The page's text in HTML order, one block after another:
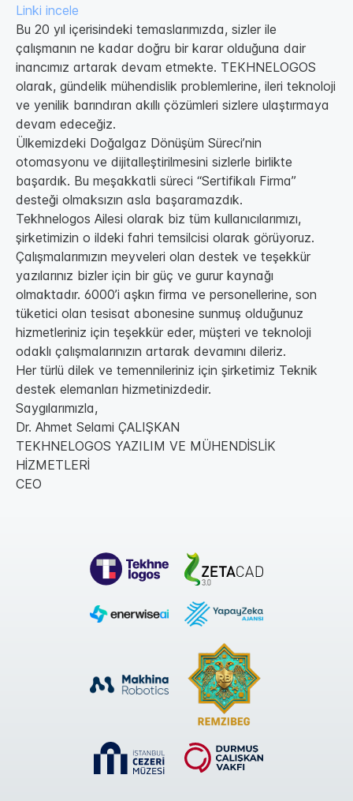
Linki incele
Bu 20 yıl içerisindeki temaslarımızda, sizler ile
çalışmanın ne kadar doğru bir karar olduğuna dair
inancımız artarak devam etmekte. TEKHNELOGOS
olarak, gündelik mühendislik problemlerine, ileri teknoloji
ve yenilik barındıran akıllı çözümleri sizlere ulaştırmaya
devam edeceğiz.
Ülkemizdeki Doğalgaz Dönüşüm Süreci’nin
otomasyonu ve dijitalleştirilmesini sizlerle birlikte
başardık. Bu meşakkatli süreci “Sertifikalı Firma”
desteği olmaksızın asla başaramazdık.
Tekhnelogos Ailesi olarak biz tüm kullanıcılarımızı,
şirketimizin o ildeki fahri temsilcisi olarak görüyoruz.
Çalışmalarımızın meyveleri olan destek ve teşekkür
yazılarınız bizler için bir güç ve gurur kaynağı
olmaktadır. 6000’i aşkın firma ve personellerine, son
tüketici olan tesisat abonesine sunmuş olduğunuz
hizmetleriniz için teşekkür eder, müşteri ve teknoloji
odaklı çalışmalarınızın artarak devamını dileriz.
Her türlü dilek ve temennileriniz için şirketimiz Teknik
destek elemanları hizmetinizdedir.
Saygılarımızla,
Dr. Ahmet Selami ÇALIŞKAN
TEKHNELOGOS YAZILIM VE MÜHENDİSLİK
HİZMETLERİ
CEO